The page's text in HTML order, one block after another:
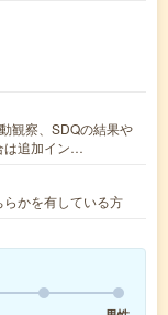
観察、SDQの結果や
は追加イン…
かを有している方